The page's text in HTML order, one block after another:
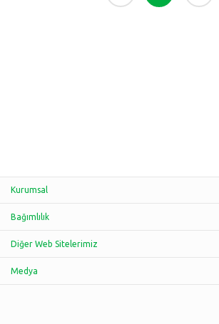
Kurumsal
Bağımlılık
Diğer Web Sitelerimiz
Medya